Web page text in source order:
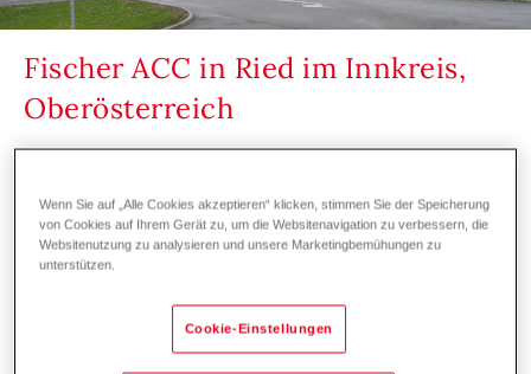
Fischer ACC in Ried im Innkreis,
Oberösterreich
Produktionshalle
Neubau
Hallenklimasysteme
Wenn Sie auf „Alle Cookies akzeptieren“ klicken, stimmen Sie der Speicherung
von Cookies auf Ihrem Gerät zu, um die Websitenavigation zu verbessern, die
Websitenutzung zu analysieren und unsere Marketingbemühungen zu
unterstützen.
Cookie-Einstellungen